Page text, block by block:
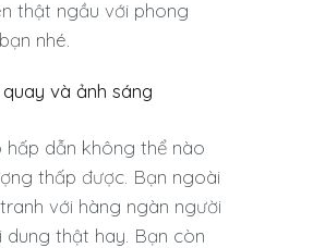
thật ngầu với phong
nhé.
và ảnh sáng
hấp dẫn không thể nào
thấp được. Bạn ngoài
với hàng ngàn người
dung thật hay. Bạn còn